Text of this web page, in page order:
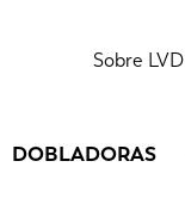
Sobre LVD
DOBLADORAS